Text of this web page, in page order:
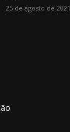
25 de agosto de 2021